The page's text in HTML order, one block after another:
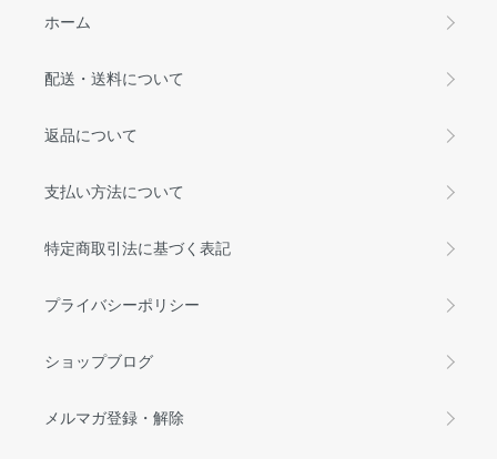
ホーム
配送・送料について
返品について
支払い方法について
特定商取引法に基づく表記
プライバシーポリシー
ショップブログ
メルマガ登録・解除